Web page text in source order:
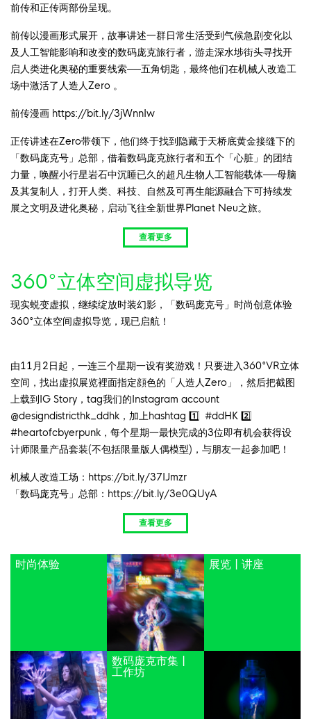
前传和正传两部份呈现。
前传以漫画形式展开，故事讲述一群日常生活受到气候急剧变化以
及人工智能影响和改变的数码庞克旅行者，游走深水埗街头寻找开
启人类进化奥秘的重要线索──五角钥匙，最终他们在机械人改造工
场中激活了人造人Zero 。
前传漫画 https://bit.ly/3jWnnIw
正传讲述在Zero带领下，他们终于找到隐藏于天桥底黄金接缝下的
「数码庞克号」总部，借着数码庞克旅行者和五个「心脏」的团结
力量，唤醒小行星岩石中沉睡已久的超凡生物人工智能载体──母脑
及其复制人，打开人类、科技、自然及可再生能源融合下可持续发
展之文明及进化奥秘，启动飞往全新世界Planet Neu之旅。
查看更多
360°立体空间虚拟导览
现实蜕变虚拟，继续绽放时装幻影，「数码庞克号」时尚创意体验
360°立体空间虚拟导览，现已启航！
由11月2日起，一连三个星期一设有奖游戏！只要进入360°VR立体
空间，找出虚拟展览裡面指定顔色的「人造人Zero」，然后把截图
上载到IG Story，tag我们的Instagram account
@designdistricthk_ddhk，加上hashtag 1️⃣ #ddHK 2️⃣
#heartofcbyerpunk，每个星期一最快完成的3位即有机会获得设
计师限量产品套装(不包括限量版人偶模型)，与朋友一起参加吧！
机械人改造工场： https://bit.ly/37IJmzr
「数码庞克号」总部： https://bit.ly/3e0QUyA
查看更多
时尚体验 展览 | 讲座
数码庞克市集 |
工作坊